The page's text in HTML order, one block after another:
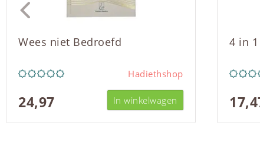
Wees niet Bedroefd
Hadiethshop
24,97 In winkelwagen
4 in